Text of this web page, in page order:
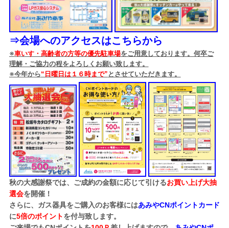
⇒会場へのアクセスはこちらから
※車いす・高齢者の方等の優先駐車場をご用意しております。何卒ご
理解・ご協力の程をよろしくお願い致します。
※今年から“日曜日は１６時まで” とさせていただきます。
秋の大感謝祭では、ご成約の金額に応じて引けるお買い上げ大抽
選会を開催！
さらに、ガス器具をご購入のお客様にはあみやCNポイントカード
に5倍のポイントを付与致します。